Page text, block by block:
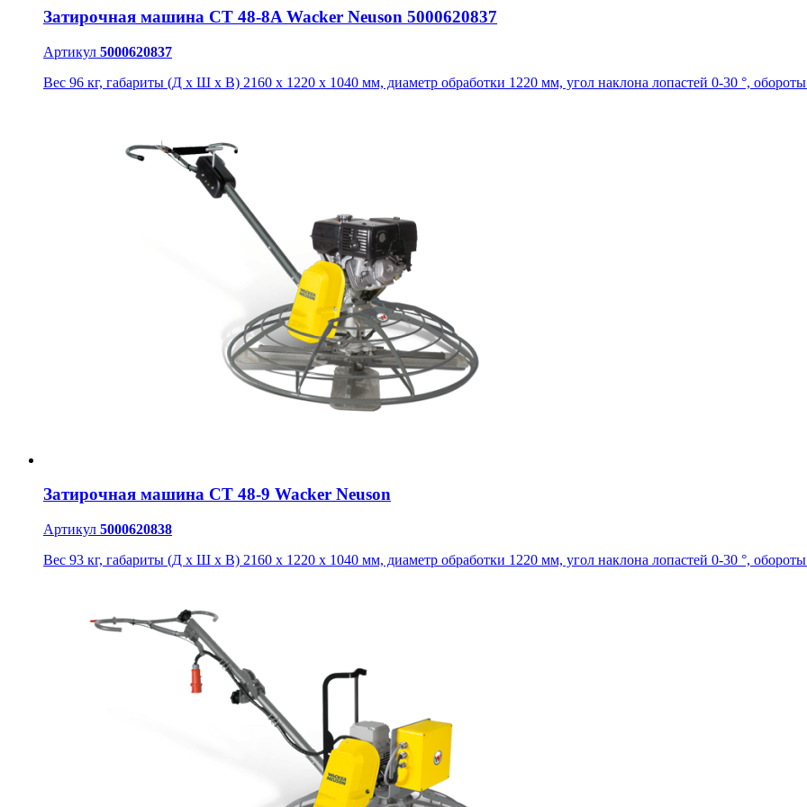
Затирочная машина CT 48-8A Wacker Neuson 5000620837
Артикул 5000620837
Вес 96 кг, габариты (Д х Ш х В) 2160 x 1220 x 1040 мм, диаметр обработки 1220 мм, угол наклона лопастей 0-30 °,
Затирочная машина CT 48-9 Wacker Neuson
Артикул 5000620838
Вес 93 кг, габариты (Д х Ш х В) 2160 x 1220 x 1040 мм, диаметр обработки 1220 мм, угол наклона лопастей 0-30 °,